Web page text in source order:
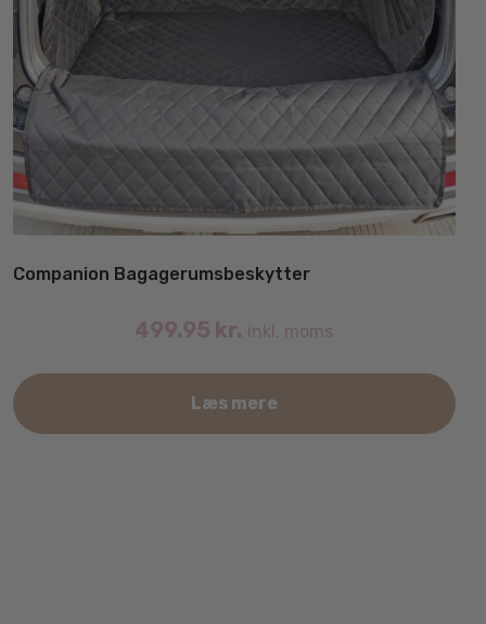
Companion Bagagerumsbeskytter
499.95 kr. inkl. moms
Læs mere